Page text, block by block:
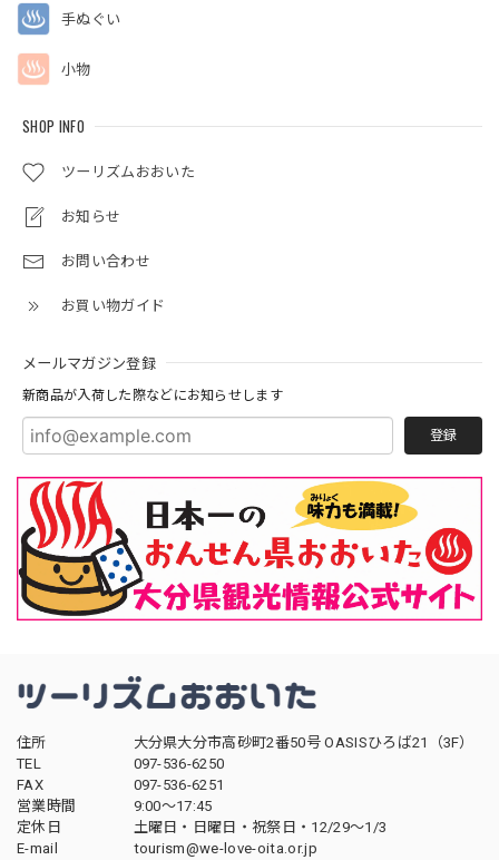
手ぬぐい
小物
SHOP INFO
ツーリズムおおいた
お知らせ
お問い合わせ
お買い物ガイド
メールマガジン登録
新商品が入荷した際などにお知らせします
登録
住所
大分県大分市高砂町2番50号 OASISひろば21（3F）
TEL
097-536-6250
FAX
097-536-6251
営業時間
9:00～17:45
定休日
土曜日・日曜日・祝祭日・12/29～1/3
E-mail
tourism@we-love-oita.or.jp